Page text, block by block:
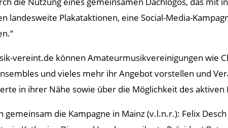
landesweite Plakataktionen, eine Social-Media-
vereint.de können Amateurmusikvereinigungen wie
und vieles mehr ihr Angebot vorstellen und
in ihrer Nähe sowie über die Möglichkeit des
gemeinsam die Kampagne in Mainz (v.l.n.r.): Felix